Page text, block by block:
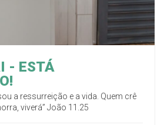
- ESTÁ
a ressurreição e a vida. Quem crê
mim, ainda que morra, viverá” João 11.25